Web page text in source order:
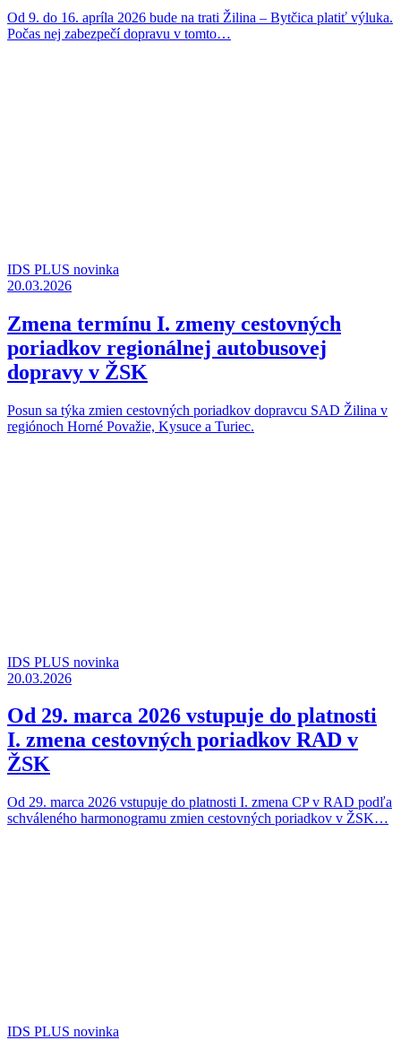
Od 9. do 16. apríla 2026 bude na trati Žilina – Bytčica platiť výluka.
Počas nej zabezpečí dopravu v tomto…
IDS PLUS novinka
20.03.2026
Zmena termínu I. zmeny cestovných
poriadkov regionálnej autobusovej
dopravy v ŽSK
Posun sa týka zmien cestovných poriadkov dopravcu SAD Žilina v
regiónoch Horné Považie, Kysuce a Turiec.
IDS PLUS novinka
20.03.2026
Od 29. marca 2026 vstupuje do platnosti
I. zmena cestovných poriadkov RAD v
ŽSK
Od 29. marca 2026 vstupuje do platnosti I. zmena CP v RAD podľa
schváleného harmonogramu zmien cestovných poriadkov v ŽSK…
IDS PLUS novinka